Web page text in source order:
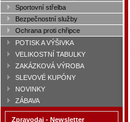
Sportovní střelba
Bezpečnostní služby
Ochrana proti chřipce
POTISK A VÝŠIVKA
VELIKOSTNÍ TABULKY
ZAKÁZKOVÁ VÝROBA
SLEVOVÉ KUPÓNY
NOVINKY
ZÁBAVA
Zpravodaj - Newsletter